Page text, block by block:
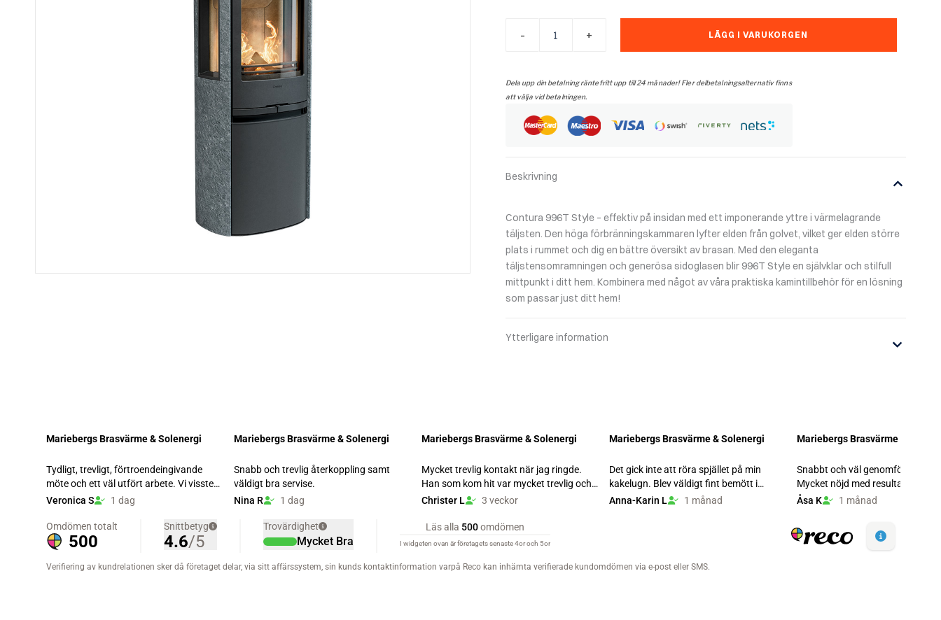
-
996T,
mängd
+ LÄGG I VARUKORGEN
Dela upp din betalning räntefritt upp till 24 månader! Fler delbetalningsalternativ finns
att välja vid betalningen.
Beskrivning
Contura 996T Style – effektiv på insidan med ett imponerande yttre i värmelagrande
täljsten. Den höga förbränningskammaren lyfter elden från golvet, vilket ger elden större
plats i rummet och dig en bättre översikt av brasan. Med den eleganta
täljstensomramningen och generösa sidoglasen blir 996T Style en självklar och stilfull
mittpunkt i ditt hem. Kombinera med något av våra praktiska kamintillbehör för en lösning
som passar just ditt hem!
Ytterligare information